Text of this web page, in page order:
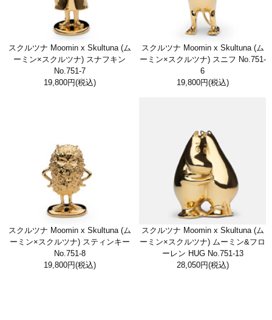
スクルツナ Moomin x Skultuna (ム
ーミン×スクルツナ) スナフキン
No.751-7
19,800円(税込)
スクルツナ Moomin x Skultuna (ム
ーミン×スクルツナ) スニフ No.751-
6
19,800円(税込)
スクルツナ Moomin x Skultuna (ム
ーミン×スクルツナ) スティンキー
No.751-8
19,800円(税込)
スクルツナ Moomin x Skultuna (ム
ーミン×スクルツナ) ムーミン&フロ
ーレン HUG No.751-13
28,050円(税込)